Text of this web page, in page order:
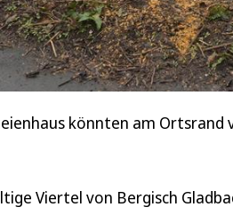
könnten am
Viertel von Bergisch